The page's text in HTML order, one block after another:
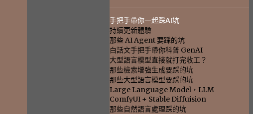
手把手帶你一起踩AI坑
持續更新體驗
那些 AI Agent 要踩的坑
白話文手把手帶你科普 GenAI
大型語言模型直接就打完收工？
那些檢索增強生成要踩的坑
那些大型語言模型要踩的坑
Large Language Model，LLM
ComfyUI + Stable Diffuision
那些自然語言處理踩的坑